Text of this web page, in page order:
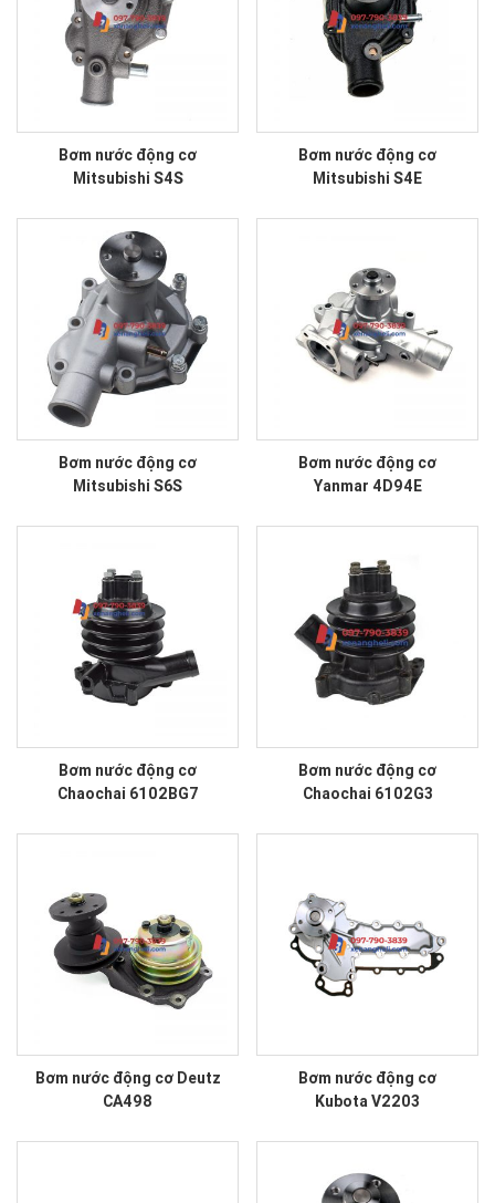
Bơm nước động cơ
Mitsubishi S4S
Bơm nước động cơ
Mitsubishi S4E
Bơm nước động cơ
Mitsubishi S6S
Bơm nước động cơ
Yanmar 4D94E
Bơm nước động cơ
Chaochai 6102BG7
Bơm nước động cơ
Chaochai 6102G3
Bơm nước động cơ Deutz
CA498
Bơm nước động cơ
Kubota V2203